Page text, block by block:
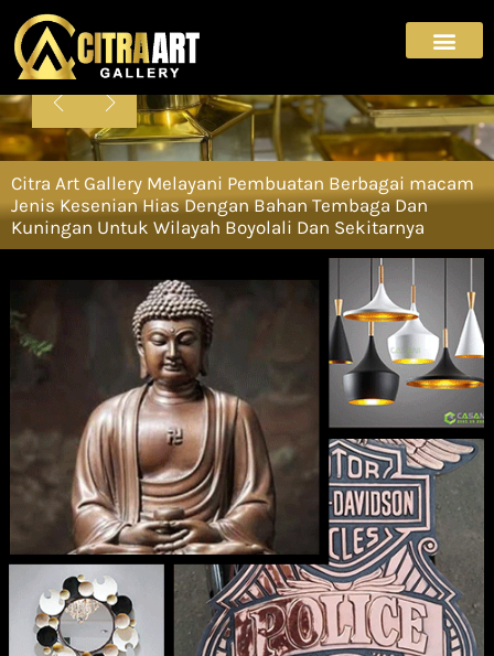
Skip
to
content
CITRA ART GALLERY
Walldecore
Citra Art Gallery juga melayani pembuatan hiasan dinding untuk
mempercantik interior dinding bangunan anda.
PESAN SEKARANG
Citra Art Gallery Melayani Pembuatan Berbagai macam
Jenis Kesenian Hias Dengan Bahan Tembaga Dan
Kuningan Untuk Wilayah Boyolali Dan Sekitarnya